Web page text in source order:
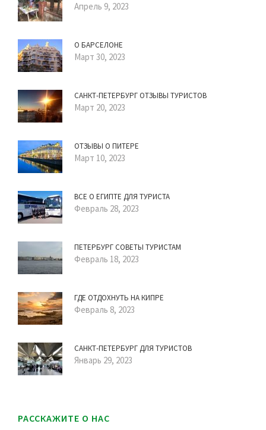
Апрель 9, 2023
О БАРСЕЛОНЕ
Март 30, 2023
САНКТ-ПЕТЕРБУРГ ОТЗЫВЫ ТУРИСТОВ
Март 20, 2023
ОТЗЫВЫ О ПИТЕРЕ
Март 10, 2023
ВСЕ О ЕГИПТЕ ДЛЯ ТУРИСТА
Февраль 28, 2023
ПЕТЕРБУРГ СОВЕТЫ ТУРИСТАМ
Февраль 18, 2023
ГДЕ ОТДОХНУТЬ НА КИПРЕ
Февраль 8, 2023
САНКТ-ПЕТЕРБУРГ ДЛЯ ТУРИСТОВ
Январь 29, 2023
РАССКАЖИТЕ О НАС